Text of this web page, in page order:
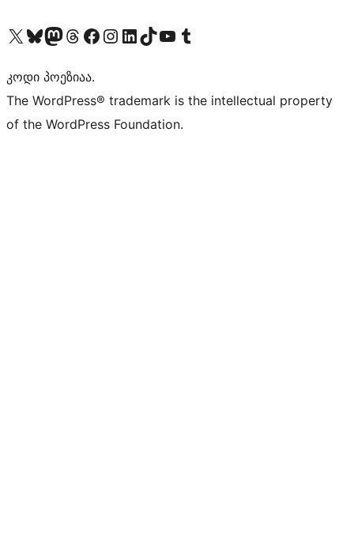
Visit our X (formerly Twitter) account
Visit our Bluesky account
Visit our Mastodon account
Visit our Threads account
Visit our Facebook page
Visit our Instagram account
Visit our LinkedIn account
Visit our TikTok account
Visit our YouTube channel
Visit our Tumblr account
კოდი პოეზიაა.
The WordPress® trademark is the intellectual property
of the WordPress Foundation.